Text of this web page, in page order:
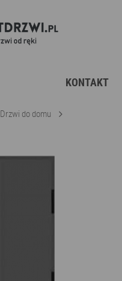
KONTAKT
Drzwi do domu